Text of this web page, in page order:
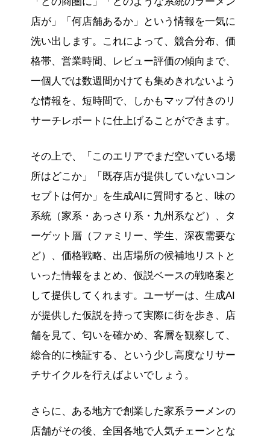
店が」「何店舗あるか」という情報を一気に
洗い出します。これによって、競合分布、価
格帯、営業時間、レビュー評価の傾向まで、
一個人では数週間かけても集めきれないよう
な情報を、短時間で、しかもマップ付きのリ
サーチレポートに仕上げることができます。
その上で、「このエリアでまだ空いている場
所はどこか」「既存店が提供していないコン
セプトは何か」を生成AIに質問すると、味の
系統（家系・あっさり系・九州系など）、タ
ーゲット層（ファミリー、学生、深夜需要な
ど）、価格戦略、出店場所の候補地リストと
いった情報をまとめ、仮説ベースの戦略案と
して提供してくれます。ユーザーは、生成AI
が提供した仮説を持って実際に街を歩き、店
舗を見て、匂いを確かめ、客層を観察して、
総合的に検証する、という少し高度なリサー
チサイクルを行えばよいでしょう。
さらに、ある地方で創業した家系ラーメンの
店舗がその後、全国各地で人気チェーンとな